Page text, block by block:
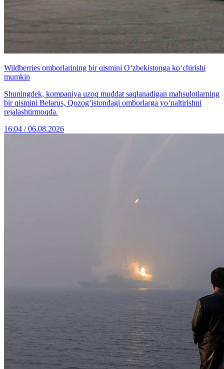
Wildberries omborlarining bir qismini O‘zbekistonga ko‘chirishi
mumkin
Shuningdek, kompaniya uzoq muddat saqlanadigan mahsulotlarning
bir qismini Belarus, Qozog‘istondagi omborlarga yo‘naltirishni
rejalashtirmoqda.
16:04 / 06.08.2026